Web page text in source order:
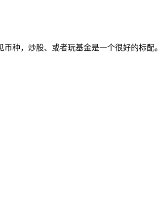
种，炒股、或者玩基金是一个很好的标配。